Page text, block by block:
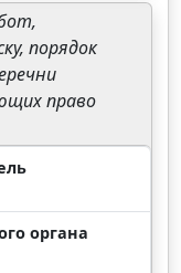
порядок
право
органа